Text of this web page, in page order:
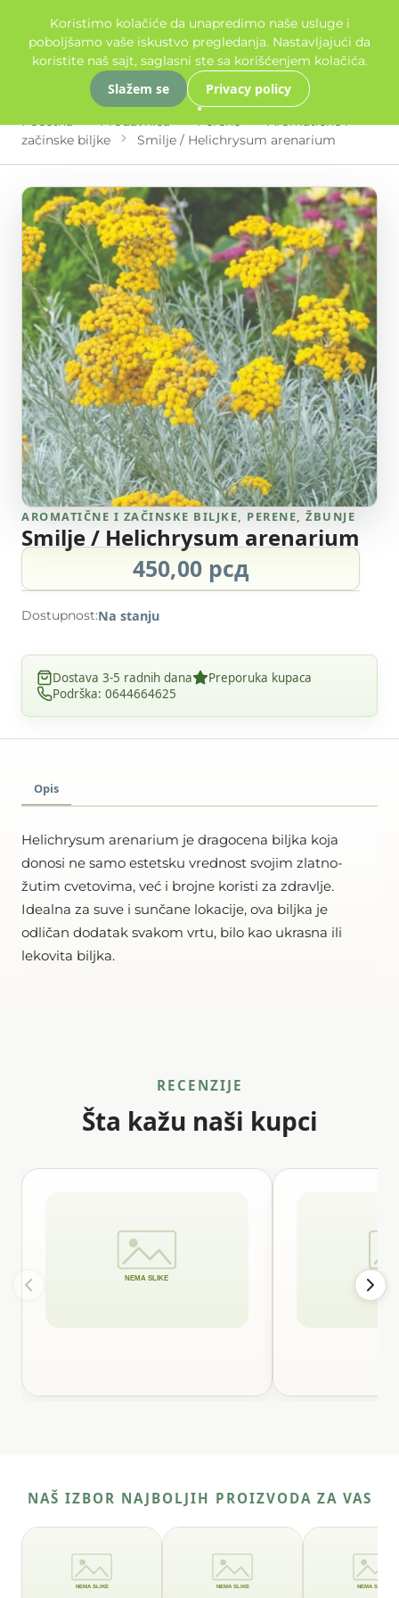
začinske biljke
Smilje / Helichrysum arenarium
AROMATIČNE I ZAČINSKE BILJKE, PERENE, ŽBUNJE
Smilje / Helichrysum arenarium
450,00 рсд
Dostupnost:Na stanju
Dostava 3-5 radnih dana
Preporuka kupaca
Podrška: 0644664625
Opis
Helichrysum arenarium je dragocena biljka koja
donosi ne samo estetsku vrednost svojim zlatno-
žutim cvetovima, već i brojne koristi za zdravlje.
Idealna za suve i sunčane lokacije, ova biljka je
odličan dodatak svakom vrtu, bilo kao ukrasna ili
lekovita biljka.
RECENZIJE
Šta kažu naši kupci
NAŠ IZBOR NAJBOLJIH PROIZVODA ZA VAS
Koristimo kolačiće da unapredimo naše usluge i
poboljšamo vaše iskustvo pregledanja. Nastavljajući da
koristite naš sajt, saglasni ste sa korišćenjem kolačića.
Slažem se Privacy policy